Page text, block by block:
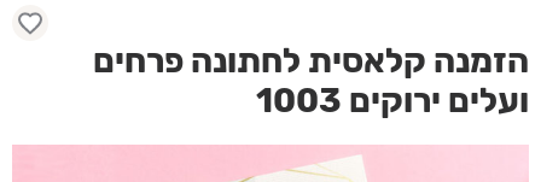
הזמנה קלאסית לחתונה פרחים
ועלים ירוקים 1003